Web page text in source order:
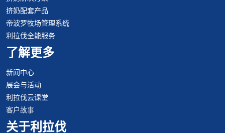
挤奶配套产品
帝波罗牧场管理系统
利拉伐全能服务
了解更多
新闻中心
展会与活动
利拉伐云课堂
客户故事
关于利拉伐